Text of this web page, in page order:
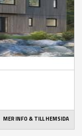
MER INFO & TILL HEMSIDA